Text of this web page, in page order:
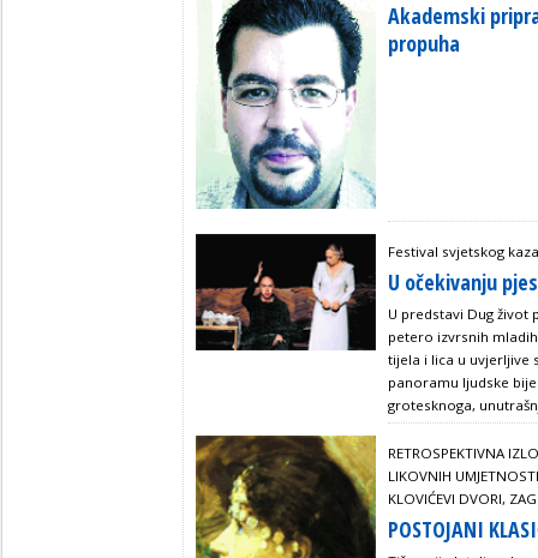
Akademski
propuha
Festival svjetskog
U očekivanju
U predstavi Dug život
petero izvrsnih
tijela i lica u uvjerljive
panoramu ljudske
grotesknoga,
RETROSPEKTIVNA
LIKOVNIH
KLOVIĆEVI DVORI,
POSTOJANI